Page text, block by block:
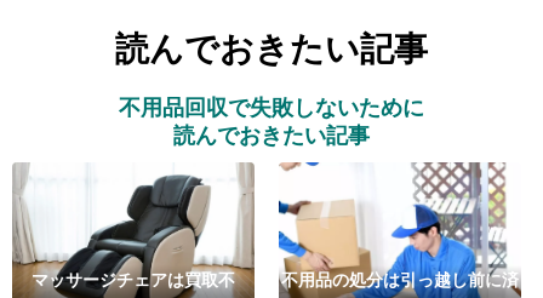
読んでおきたい記事
不用品回収で失敗しないために
読んでおきたい記事
マッサージチェアは買取不
不用品の処分は引っ越し前に済